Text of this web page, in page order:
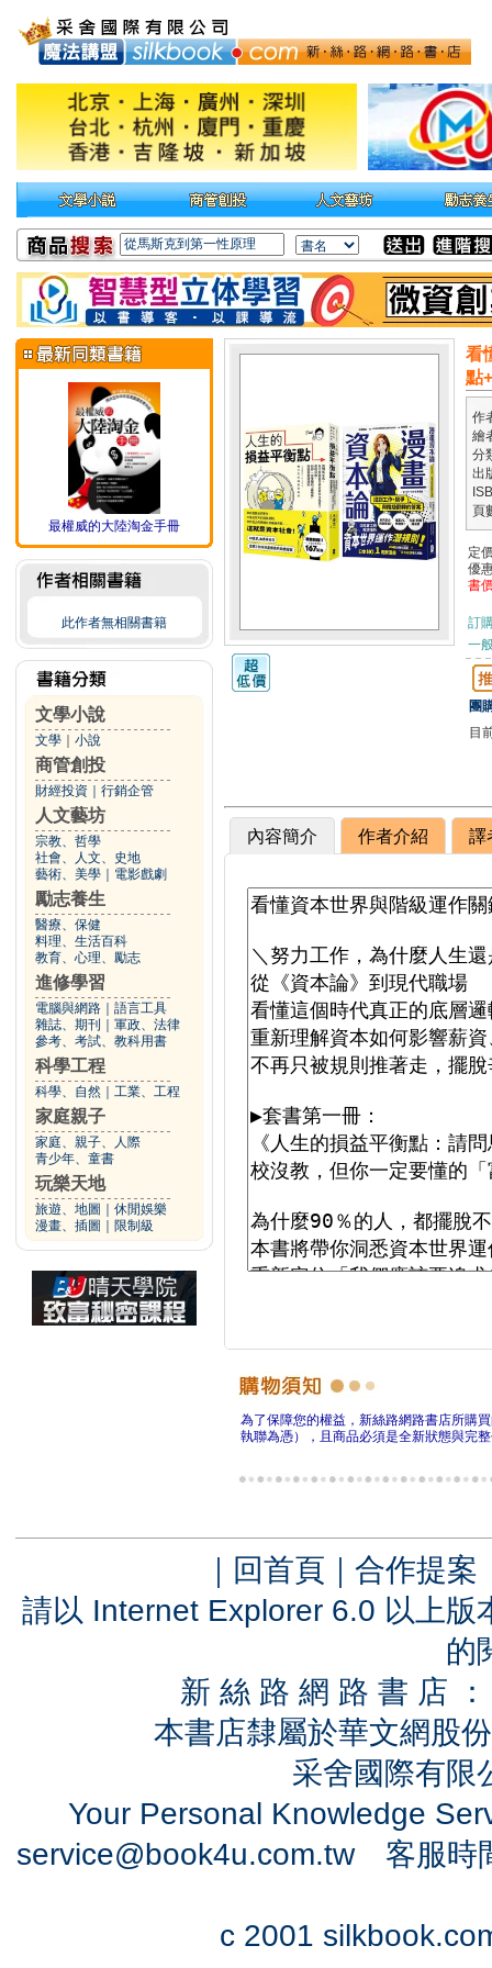
最權威的大陸淘金手冊
此作者無相關書籍
文學小說
文學 小說
商管創投
財經投資 行銷企管
人文藝坊
宗教、哲學
社會、人文、史地
藝術、美學
電影戲劇
勵志養生
醫療、保健
料理、生活百科
教育、心理、勵志
進修學習
電腦與網路
語言工具
雜誌、期刊
軍政、法律
參考、考試、教科用書
科學工程
科學、自然 工業、工程
家庭親子
家庭、親子、人際
青少年、童書
玩樂天地
旅遊、地圖
休閒娛樂
漫畫、插圖
限制級
看
點
作
繪
分
出
頁
定
優
書
訂
一
團
目
內容簡介 作者介紹 譯
為了保障您的權益，新絲路網路書店所購
執聯為憑），且商品必須是全新狀態與完
｜ 回首頁 ｜ 合作提案
請以 Internet Explorer 6.0 以上
的
新 絲 路 網 路 書 店
本書店隸屬於華文網股
采舍國際有
Your Personal Knowledge
service@book4u.com.tw客服時
c 2001